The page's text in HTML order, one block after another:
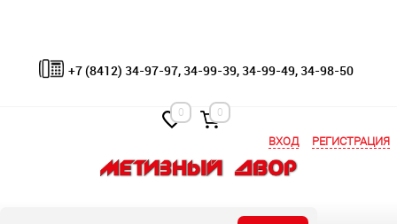
ВХОД РЕГИСТРАЦИЯ
+7 (8412) 34-97-97, 34-99-39, 34-99-49, 34-98-50
0 0